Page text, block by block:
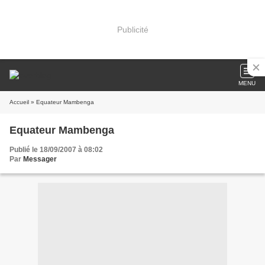
Publicité
MENU
Accueil » Equateur Mambenga
Equateur Mambenga
Publié le 18/09/2007 à 08:02
Par Messager